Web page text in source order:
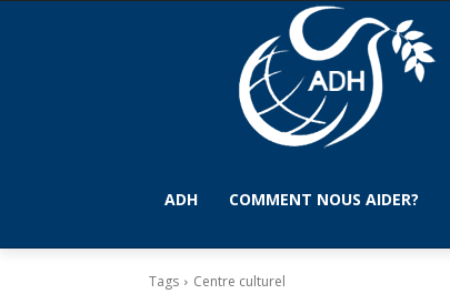
ADH COMMENT NOUS AIDER?
Tags Centre culturel